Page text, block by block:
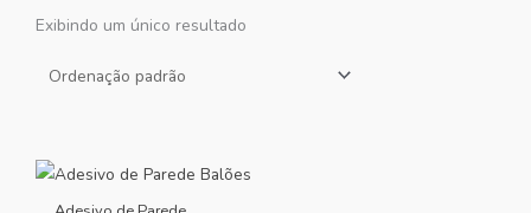
Exibindo um único resultado